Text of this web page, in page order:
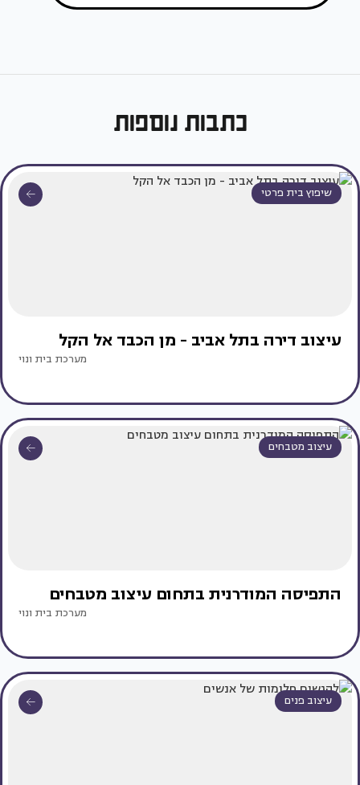
כתבות נוספות
שיפוץ בית פרטי
עיצוב דירה בתל אביב - מן הכבד אל הקל
מערכת בית ונוי
עיצוב מטבחים
התפיסה המודרנית בתחום עיצוב מטבחים
מערכת בית ונוי
עיצוב פנים